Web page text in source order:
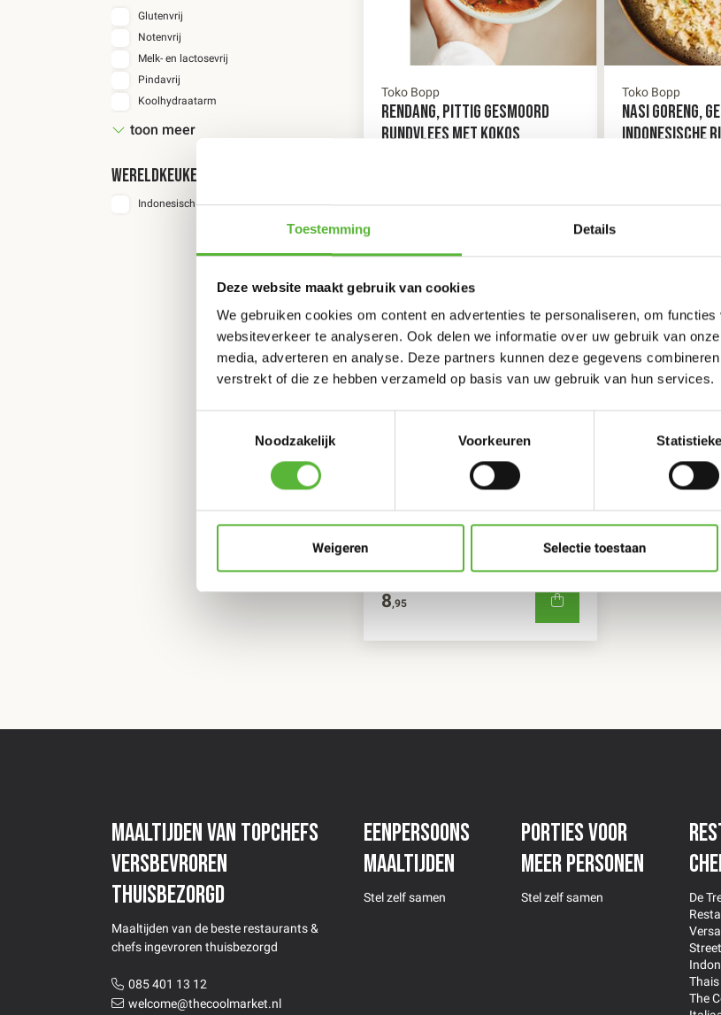
Toestemming Details
Deze website maakt gebruik van cookies
We gebruiken cookies om content en advertenties te personaliseren, om
websiteverkeer te analyseren. Ook delen we informatie over uw gebruik van
media, adverteren en analyse. Deze partners kunnen deze gegevens
verstrekt of die ze hebben verzameld op basis van uw gebruik van hun services.
Noodzakelijk
Voorkeuren
Weigeren Selectie toestaan
Glutenvrij
Notenvrij
Melk- en lactosevrij
Pindavrij
Koolhydraatarm
Weekdierenvrij
toon meer
WERELDKEUKENS
Indonesisch
Toko Bopp
RENDANG, PITTIG GESMOORD
RUNDVLEES MET KOKOS
Toko Bopp
NASI GORENG,
INDONESISCHE
RUNDVLEES KOKOSSOEP (1P)
8,95
Maaltijden van topchefs
versbevroren
thuisbezorgd
Maaltijden van de beste restaurants &
chefs ingevroren thuisbezorgd
085 401 13 12
welcome@thecoolmarket.nl
Eenpersoons
maaltijden
Stel zelf samen
Porties voor
meer personen
Stel zelf samen
De
The